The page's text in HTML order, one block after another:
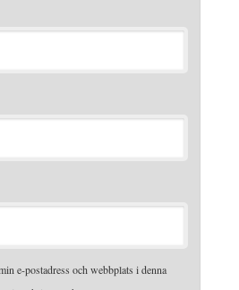
e-postadress och webbplats i denna